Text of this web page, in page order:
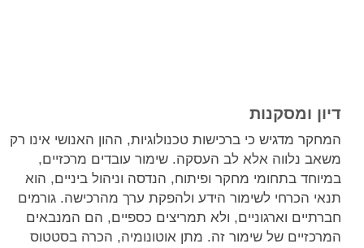
דיון ומסקנות
המחקר מדגיש כי ברכישות טכנולוגיות, ההון האנושי אינו רק
משאב נלווה אלא לב העסקה. שימור עובדים מרכזיים,
במיוחד בתחומי מחקר ופיתוח, הנדסה וניהול ביניים, הוא
תנאי הכרחי לשימור הידע ולהפקת ערך מהרכישה. גורמים
חברתיים וארגוניים, ולא תמריצים כספיים, הם המנבאים
המרכזיים של שימור זה. מתן אוטונומיה, הכרה בסטטוס